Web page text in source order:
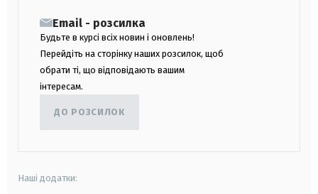
Email - розсилка
Будьте в курсі всіх новин і оновлень!
Перейдіть на сторінку наших розсилок, щоб
обрати ті, що відповідають вашим
інтересам.
ДО РОЗСИЛОК
Наші додатки: